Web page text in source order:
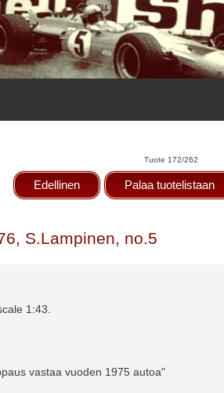
Tuote 172/262
Edellinen Palaa tuotelistaan
S.Lampinen, no.5
1:43.
vastaa vuoden 1975 autoa"